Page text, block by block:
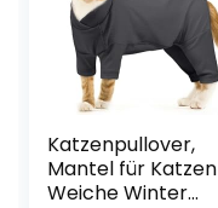
und Wunden
Katzenpullover,
Mantel für Katzen
Weiche Winter